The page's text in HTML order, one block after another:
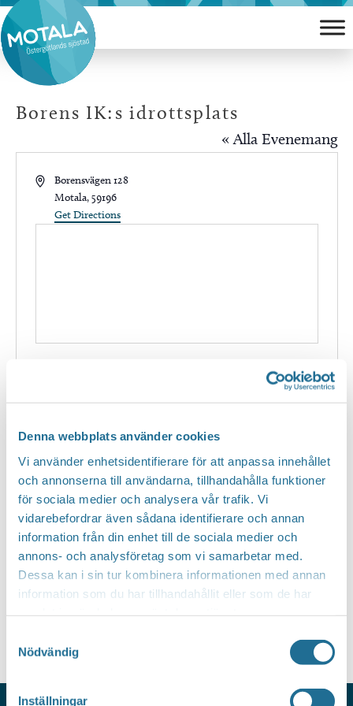
Denna webbplats använder cookies
Vi använder enhetsidentifierare för att anpassa innehållet
och annonserna till användarna, tillhandahålla funktioner
för sociala medier och analysera vår trafik. Vi
vidarebefordrar även sådana identifierare och annan
information från din enhet till de sociala medier och
annons- och analysföretag som vi samarbetar med.
Dessa kan i sin tur kombinera informationen med annan
information som du har tillhandahållit eller som de har
Nödvändig
Inställningar
Hoppa
till
innehåll
Borens IK:s idrottsplats
« Alla Evenemang
AddressBorensvägen 128
Motala, 59196
Get Directions
Notis
Kommande
Välj
datum.
Föregående
Evenemang
Idag
Nästa
Prenumerera på kalender